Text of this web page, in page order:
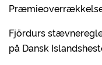
Fjördurs
på Dansk